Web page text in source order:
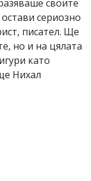
своите
сериозно
писател. Ще
но и на цялата
като
Нихал